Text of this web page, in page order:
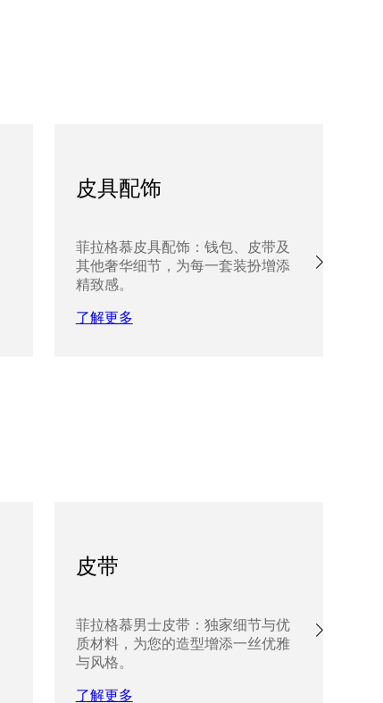
皮具配饰
菲拉格慕皮具配饰：钱包、皮带及
其他奢华细节，为每一套装扮增添
精致感。
了解更多
皮带
菲拉格慕男士皮带：独家细节与优
质材料，为您的造型增添一丝优雅
与风格。
了解更多